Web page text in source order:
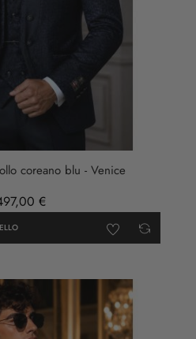
coreano blu - Venice
€